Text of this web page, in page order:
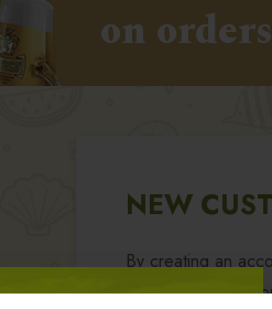
on
NEW
By creating an
through the